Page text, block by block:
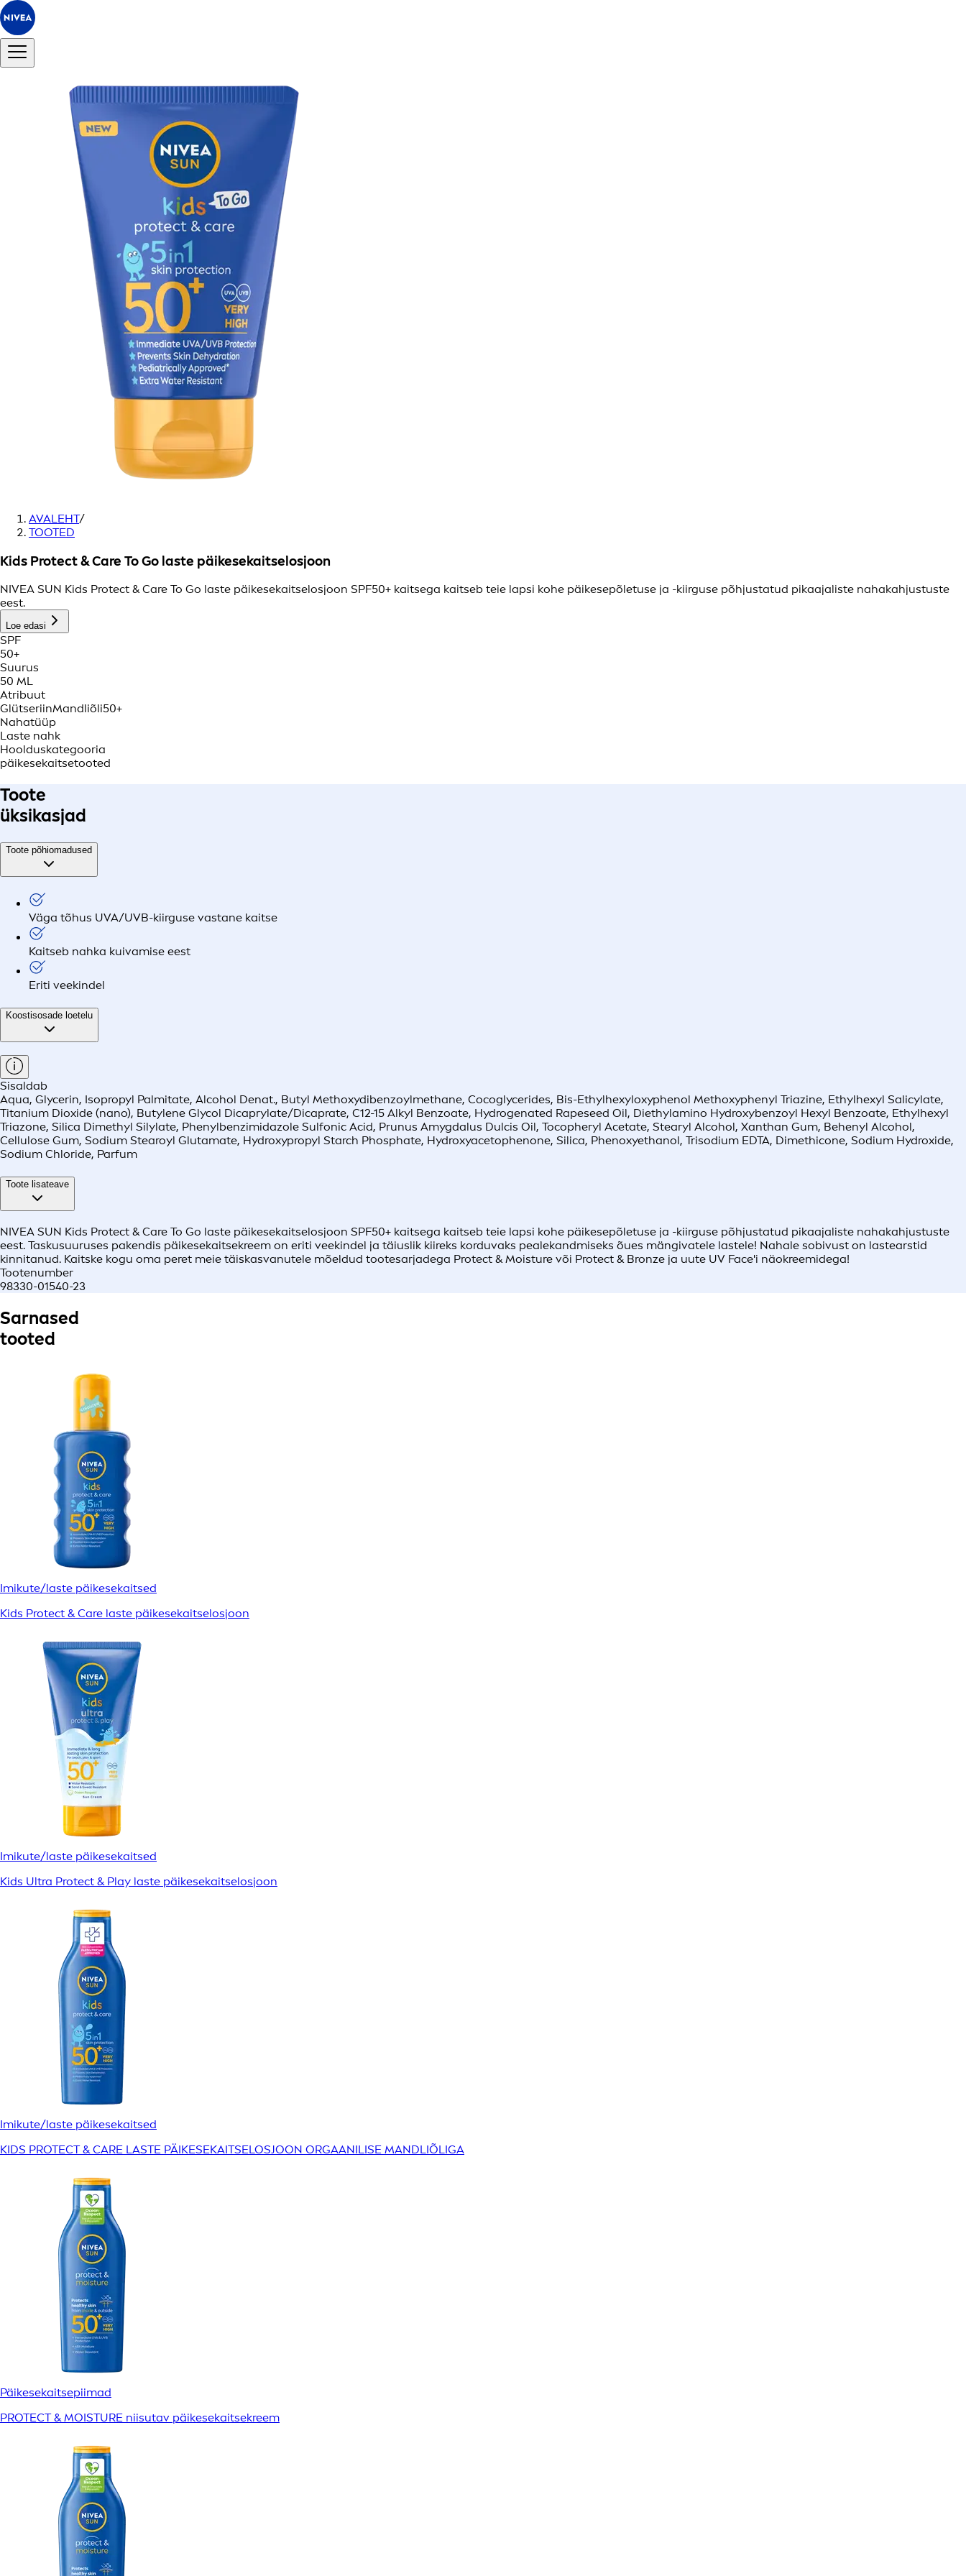
AVALEHT/
TOOTED
Kids Protect & Care To Go laste päikesekaitselosjoon
NIVEA SUN Kids Protect & Care To Go laste päikesekaitselosjoon SPF50+ kaitsega kaitseb teie lapsi kohe päikesepõletuse ja -kiirguse põhjustatud pikaajaliste nahakahjustuste
eest.
Loe edasi
SPF
50+
Suurus
50 ML
Atribuut
GlütseriinMandliõli50+
Nahatüüp
Laste nahk
Hoolduskategooria
päikesekaitsetooted
Toote
üksikasjad
Toote põhiomadused
Väga tõhus UVA/UVB-kiirguse vastane kaitse
Kaitseb nahka kuivamise eest
Eriti veekindel
Koostisosade loetelu
Sisaldab
Aqua, Glycerin, Isopropyl Palmitate, Alcohol Denat., Butyl Methoxydibenzoylmethane, Cocoglycerides, Bis-Ethylhexyloxyphenol Methoxyphenyl Triazine, Ethylhexyl Salicylate,
Titanium Dioxide (nano), Butylene Glycol Dicaprylate/Dicaprate, C12-15 Alkyl Benzoate, Hydrogenated Rapeseed Oil, Diethylamino Hydroxybenzoyl Hexyl Benzoate, Ethylhexyl
Triazone, Silica Dimethyl Silylate, Phenylbenzimidazole Sulfonic Acid, Prunus Amygdalus Dulcis Oil, Tocopheryl Acetate, Stearyl Alcohol, Xanthan Gum, Behenyl Alcohol,
Cellulose Gum, Sodium Stearoyl Glutamate, Hydroxypropyl Starch Phosphate, Hydroxyacetophenone, Silica, Phenoxyethanol, Trisodium EDTA, Dimethicone, Sodium Hydroxide,
Sodium Chloride, Parfum
Toote lisateave
NIVEA SUN Kids Protect & Care To Go laste päikesekaitselosjoon SPF50+ kaitsega kaitseb teie lapsi kohe päikesepõletuse ja -kiirguse põhjustatud pikaajaliste nahakahjustuste
eest. Taskusuuruses pakendis päikesekaitsekreem on eriti veekindel ja täiuslik kiireks korduvaks pealekandmiseks õues mängivatele lastele! Nahale sobivust on lastearstid
kinnitanud. Kaitske kogu oma peret meie täiskasvanutele mõeldud tootesarjadega Protect & Moisture või Protect & Bronze ja uute UV Face'i näokreemidega!
Tootenumber
98330-01540-23
Sarnased
tooted
Imikute/laste päikesekaitsed
Kids Protect & Care laste päikesekaitselosjoon
Imikute/laste päikesekaitsed
Kids Ultra Protect & Play laste päikesekaitselosjoon
Imikute/laste päikesekaitsed
KIDS PROTECT & CARE LASTE PÄIKESEKAITSELOSJOON ORGAANILISE MANDLIÕLIGA
Päikesekaitsepiimad
PROTECT & MOISTURE niisutav päikesekaitsekreem